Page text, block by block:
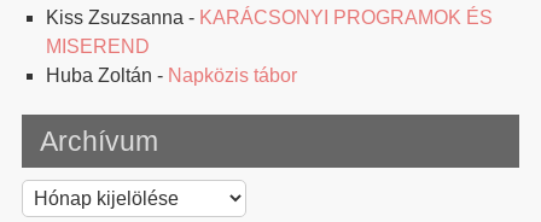
Kiss Zsuzsanna - KARÁCSONYI PROGRAMOK ÉS
MISEREND
Huba Zoltán - Napközis tábor
Archívum
Archívum